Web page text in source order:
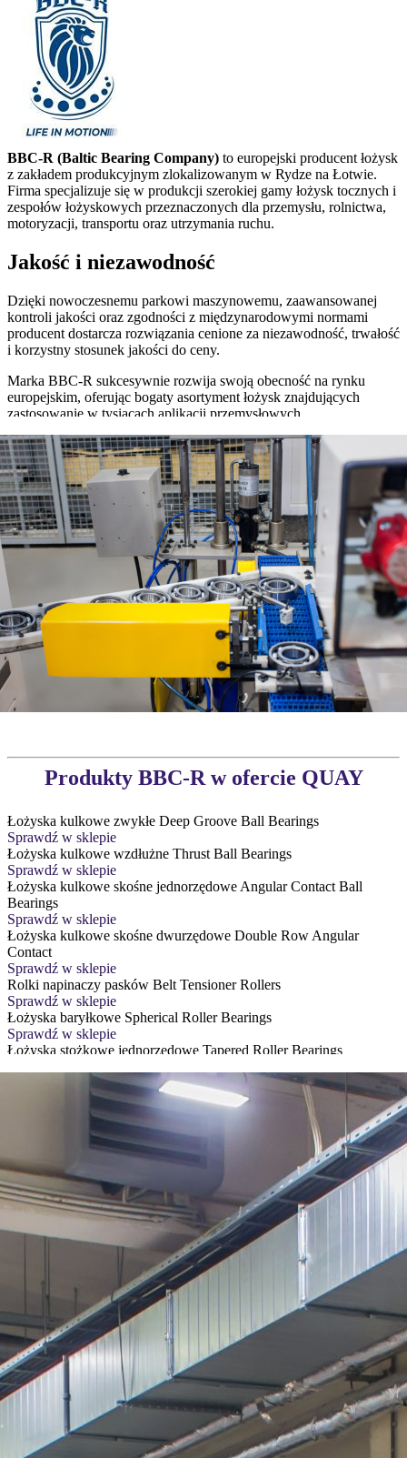
BBC-R (Baltic Bearing Company) to europejski producent łożysk
z zakładem produkcyjnym zlokalizowanym w Rydze na Łotwie.
Firma specjalizuje się w produkcji szerokiej gamy łożysk tocznych i
zespołów łożyskowych przeznaczonych dla przemysłu, rolnictwa,
motoryzacji, transportu oraz utrzymania ruchu.
Jakość i niezawodność
Dzięki nowoczesnemu parkowi maszynowemu, zaawansowanej
kontroli jakości oraz zgodności z międzynarodowymi normami
producent dostarcza rozwiązania cenione za niezawodność, trwałość
i korzystny stosunek jakości do ceny.
Marka BBC-R sukcesywnie rozwija swoją obecność na rynku
europejskim, oferując bogaty asortyment łożysk znajdujących
zastosowanie w tysiącach aplikacji przemysłowych.
Produkty BBC-R w ofercie QUAY
Łożyska kulkowe zwykłe Deep Groove Ball Bearings
Sprawdź w sklepie
Łożyska kulkowe wzdłużne Thrust Ball Bearings
Sprawdź w sklepie
Łożyska kulkowe skośne jednorzędowe Angular Contact Ball
Bearings
Sprawdź w sklepie
Łożyska kulkowe skośne dwurzędowe Double Row Angular
Contact
Sprawdź w sklepie
Rolki napinaczy pasków Belt Tensioner Rollers
Sprawdź w sklepie
Łożyska baryłkowe Spherical Roller Bearings
Sprawdź w sklepie
Łożyska stożkowe jednorzędowe Tapered Roller Bearings
Łożyska stożkowe dwurzędoweDouble Row Tapered Bearings
Sprawdź w sklepie
Łożyska walcoweCylindrical Roller Bearings
Sprawdź w sklepie
Łożyska ślizgowe przegubowe
Spherical Plain Bearings
Sprawdź w sklepie
Łożyska samonastawne
Insert Bearings
Sprawdź w sklepie
Wkłady łożyskoweBearing Inserts
Sprawdź w sklepie
Zespoły łożyskowe w oprawachPillow Block Bearings
ZASTOSOWANIE PRODUKTÓW BBC-
R
Produkty BBC-R wykorzystywane są w wielu gałęziach przemysłu,
gdzie kluczowe znaczenie mają niezawodność, trwałość oraz
ciągłość pracy maszyn i urządzeń.